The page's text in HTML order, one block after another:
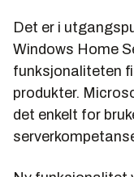
Det er i
Windows Home
funksjonaliteten
produkter.
det enkelt for